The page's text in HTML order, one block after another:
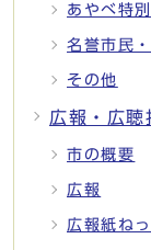
あやべ特
名誉市民
その他
広報・広聴
市の概要
広報
広報紙ね